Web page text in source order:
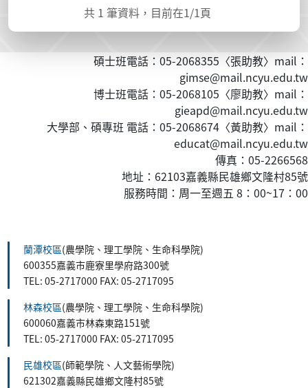
共 1 筆資料，目前在1/1頁
碩士班電話：05-2068355〈張助教〉mail：
gimse@mail.ncyu.edu.tw
博士班電話：05-2068105〈廖助教〉mail：
gieapd@mail.ncyu.edu.tw
大學部、碩專班 電話：05-2068674〈黃助教〉mail：
educat@mail.ncyu.edu.tw
傳真：05-2266568
地址：62103嘉義縣民雄鄉文隆村85號
服務時間：周一至週五 8：00~17：00
蘭潭校區(農學院、理工學院、生命科學院)
600355嘉義市鹿寮里學府路300號
TEL: 05-2717000 FAX: 05-2717095
林森校區(農學院、理工學院、生命科學院)
600060嘉義市林森東路151號
TEL: 05-2717000 FAX: 05-2717095
民雄校區(師範學院、人文藝術學院)
621302嘉義縣民雄鄉文隆村85號